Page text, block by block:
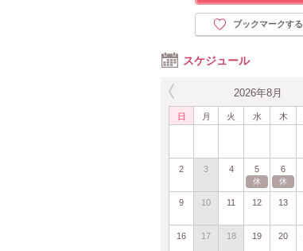
ブックマークする
スケジュール
2026年8月
日 月 火 水 木
2 3 4 5
休
6
休
9 10 11 12 13
16 17 18 19 20